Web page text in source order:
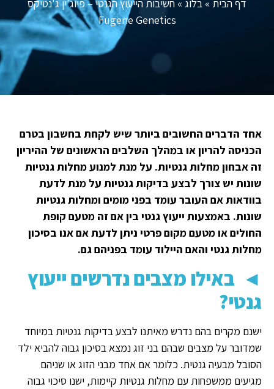
דף הבית » בלוג » חשיבות הייעוץ הגנטי – פיוג'ין ג'נטיקס
Fugene Genetics
אחד הדברים החשובים ביותר שיש לקחת בחשבון בטרם
הכניסה להריון או במהלך השלבים הראשונים של ההיריון
זה אבחון מחלות גנטיות. על מנת למנוע מחלות גנטיות
שונות יש צורך לבצע בדיקות גנטיות על מנת לדעת
בוודאות אם העובר עומד בפני מומים ומחלות גנטיות
שונות. באמצעות ייעוץ גנטי בין אם זה מטעם קופת
החולים או מטעם מקום פרטי ניתן לדעת אם אנו בסיכון
מחלות גנטי והאם היילוד עומד בפניהם גם.
◄ באילו מצבים נדרשים ייעוץ
גנטי?
ישנם מקרים בהם נדרש מאיתנו לבצע בדיקות גנטיות במיוחד
שמדובר על מצבים שבהם בני זוג נמצא בסיכון גבוה להביא ילד
הסובל מבעיה גנטית. כלומר אם אחד מבני הזוג או שניהם
מגיעים ממשפחות עם מחלות גנטיות קיימות, ישנו סיכוי גבוה